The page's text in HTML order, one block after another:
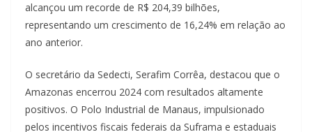
alcançou um recorde de R$ 204,39 bilhões,
representando um crescimento de 16,24% em relação ao
ano anterior.
O secretário da Sedecti, Serafim Corrêa, destacou que o
Amazonas encerrou 2024 com resultados altamente
positivos. O Polo Industrial de Manaus, impulsionado
pelos incentivos fiscais federais da Suframa e estaduais